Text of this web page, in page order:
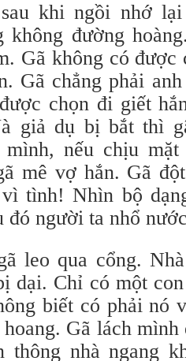
khi ngồi nhớ lại
không đường
Gã không có
Gã chẳng phải
chọn đi giết
giả dụ bị bắt thì
mình, nếu chịu
mê vợ hắn. Gã
tình! Nhìn bộ
đó người ta nhổ
leo qua cổng.
dại. Chỉ có một
biết có phải nó
Gã lách
thông nhà ngang